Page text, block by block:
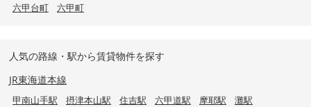
六甲台町
六甲町
人気の路線・駅から賃貸物件を探す
JR東海道本線
甲南山手駅 摂津本山駅 住吉駅 六甲道駅 摩耶駅 灘駅